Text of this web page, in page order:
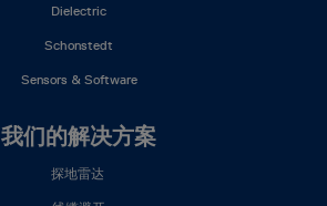
Dielectric
Schonstedt
Sensors & Software
我们的解决方案
探地雷达